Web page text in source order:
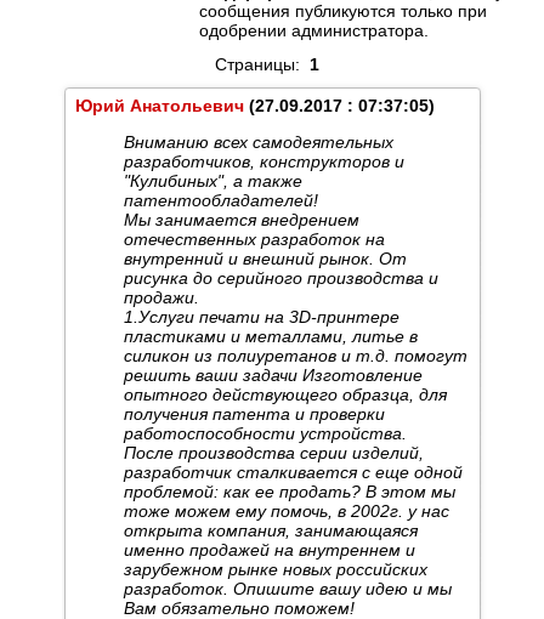
сообщения публикуются только при
одобрении администратора.
Страницы: 1
Юрий Анатольевич(27.09.2017 : 07:37:05)
Вниманию всех самодеятельных
разработчиков, конструкторов и
"Кулибиных", а также
патентообладателей!
Мы занимается внедрением
отечественных разработок на
внутренний и внешний рынок. От
рисунка до серийного производства и
продажи.
1.Услуги печати на 3D-принтере
пластиками и металлами, литье в
силикон из полиуретанов и т.д. помогут
решить ваши задачи Изготовление
опытного действующего образца, для
получения патента и проверки
работоспособности устройства.
После производства серии изделий,
разработчик сталкивается с еще одной
проблемой: как ее продать? В этом мы
тоже можем ему помочь, в 2002г. у нас
открыта компания, занимающаяся
именно продажей на внутреннем и
зарубежном рынке новых российских
разработок. Опишите вашу идею и мы
Вам обязательно поможем!